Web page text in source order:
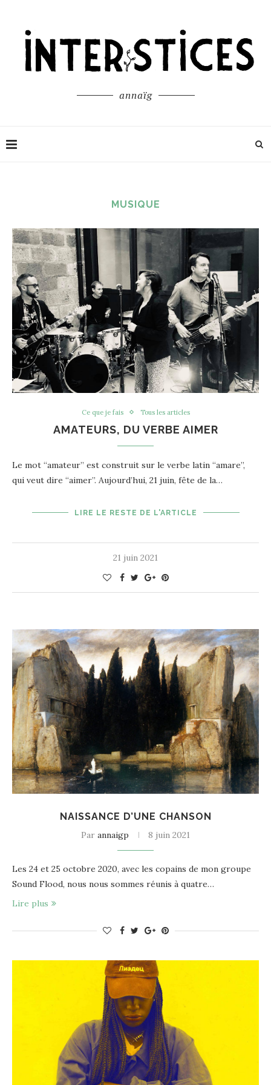
annaïg
MUSIQUE
Ce que je fais Tous les articles
AMATEURS, DU VERBE AIMER
Le mot “amateur” est construit sur le verbe latin “amare”,
qui veut dire “aimer”. Aujourd’hui, 21 juin, fête de la…
LIRE LE RESTE DE L'ARTICLE
21 juin 2021
NAISSANCE D’UNE CHANSON
Par annaigp 8 juin 2021
Les 24 et 25 octobre 2020, avec les copains de mon groupe
Sound Flood, nous nous sommes réunis à quatre…
Lire plus